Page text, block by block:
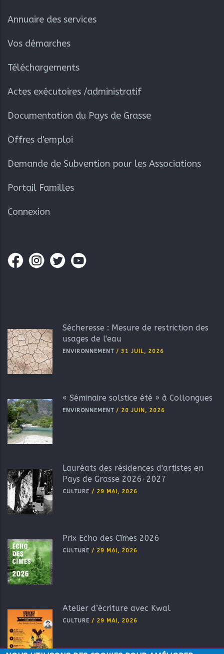
Annuaire des services
Vos démarches
Téléchargements
Actes exécutoires /administratif
Documentation du Pays de Grasse
Offres d'emploi
Demande de Subvention pour les Associations
Portail Familles
Connexion
Sécheresse : Mesure de restriction des
usages de l'eau
ENVIRONNEMENT / 31 JUIL, 2026
« Séminaire solstice été » à Collongues
ENVIRONNEMENT / 20 JUIN, 2026
Lauréats des résidences d'artistes en
Pays de Grasse 2026-2027
CULTURE / 29 MAI, 2026
Prix Echo des Cîmes 2026
CULTURE / 29 MAI, 2026
Atelier d’écriture avec Kwal
CULTURE / 29 MAI, 2026